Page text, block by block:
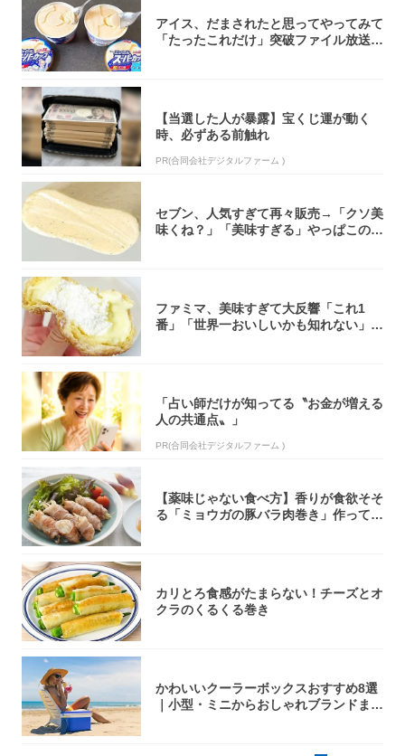
アイス、だまされたと思ってやってみて
「たったこれだけ」突破ファイル放送で
【当選した人が暴露】宝くじ運が動く
時、必ずある前触れ
PR(合同会社デジタルファーム )
セブン、人気すぎて再々販売→「クソ美
味くね？」「美味すぎる」やっぱこのク
ファミマ、美味すぎて大反響「これ1
番」「世界一おいしいかも知れない」
「占い師だけが知ってる〝お金が増える
人の共通点〟」
PR(合同会社デジタルファーム )
【薬味じゃない食べ方】香りが食欲そそ
る「ミョウガの豚バラ肉巻き」作ってみ
カリとろ食感がたまらない！チーズとオ
クラのくるくる巻き
かわいいクーラーボックスおすすめ8選
｜小型・ミニからおしゃれブランドまで